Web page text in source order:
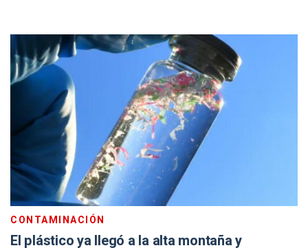
CONTAMINACIÓN
El plástico ya llegó a la alta montaña y